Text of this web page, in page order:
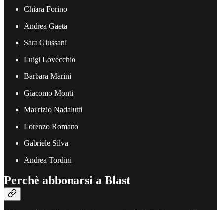
Chiara Forino
Andrea Gaeta
Sara Giussani
Luigi Lovecchio
Barbara Marini
Giacomo Monti
Maurizio Nadalutti
Lorenzo Romano
Gabriele Silva
Andrea Tordini
Perchè abbonarsi a Blast